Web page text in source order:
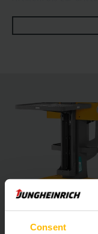
Consent
Abmessungen und
problemlos durch
kann. Der
Fahrer sowohl
Stehen eine
Sicht in
Bedienelemente
möglich, was das